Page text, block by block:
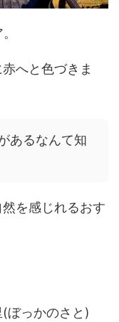
へと色づきま
あるなんて知
を感じれるおす
っかのさと)